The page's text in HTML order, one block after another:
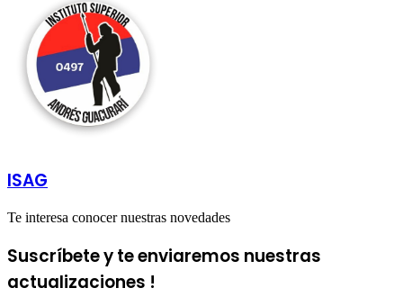
ISAG
Te interesa conocer nuestras novedades
Suscríbete y te enviaremos nuestras
actualizaciones !